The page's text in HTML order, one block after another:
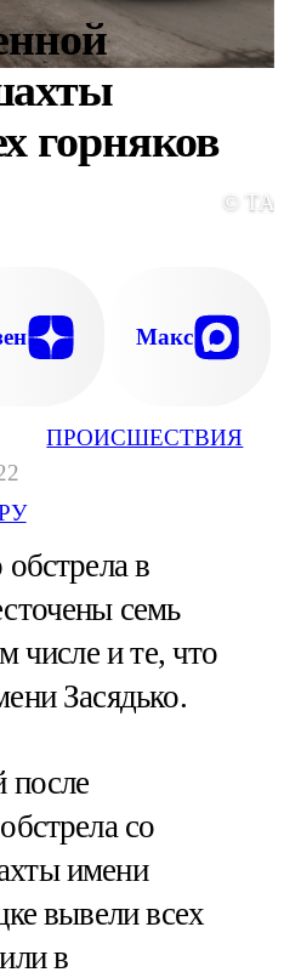
ПРОИСШЕСТВИЯ
горняков
©
Макс
в
семь
числе и те, что
Засядько.
после
со
имени
вывели всех
в